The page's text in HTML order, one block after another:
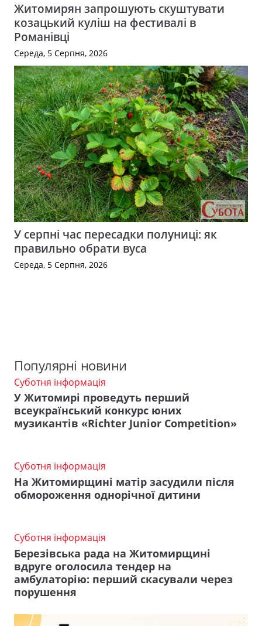
Житомирян запрошують скуштувати
козацький куліш на фестивалі в
Романівці
Середа, 5 Серпня, 2026
У серпні час пересадки полуниці: як
правильно обрати вуса
Середа, 5 Серпня, 2026
Популярні новини
Суботня інформація
У Житомирі проведуть перший
всеукраїнський конкурс юних
музикантів «Richter Junior Competition»
Суботня інформація
На Житомирщині матір засудили після
обмороження однорічної дитини
Суботня інформація
Березівська рада на Житомирщині
вдруге оголосила тендер на
амбулаторію: перший скасували через
порушення